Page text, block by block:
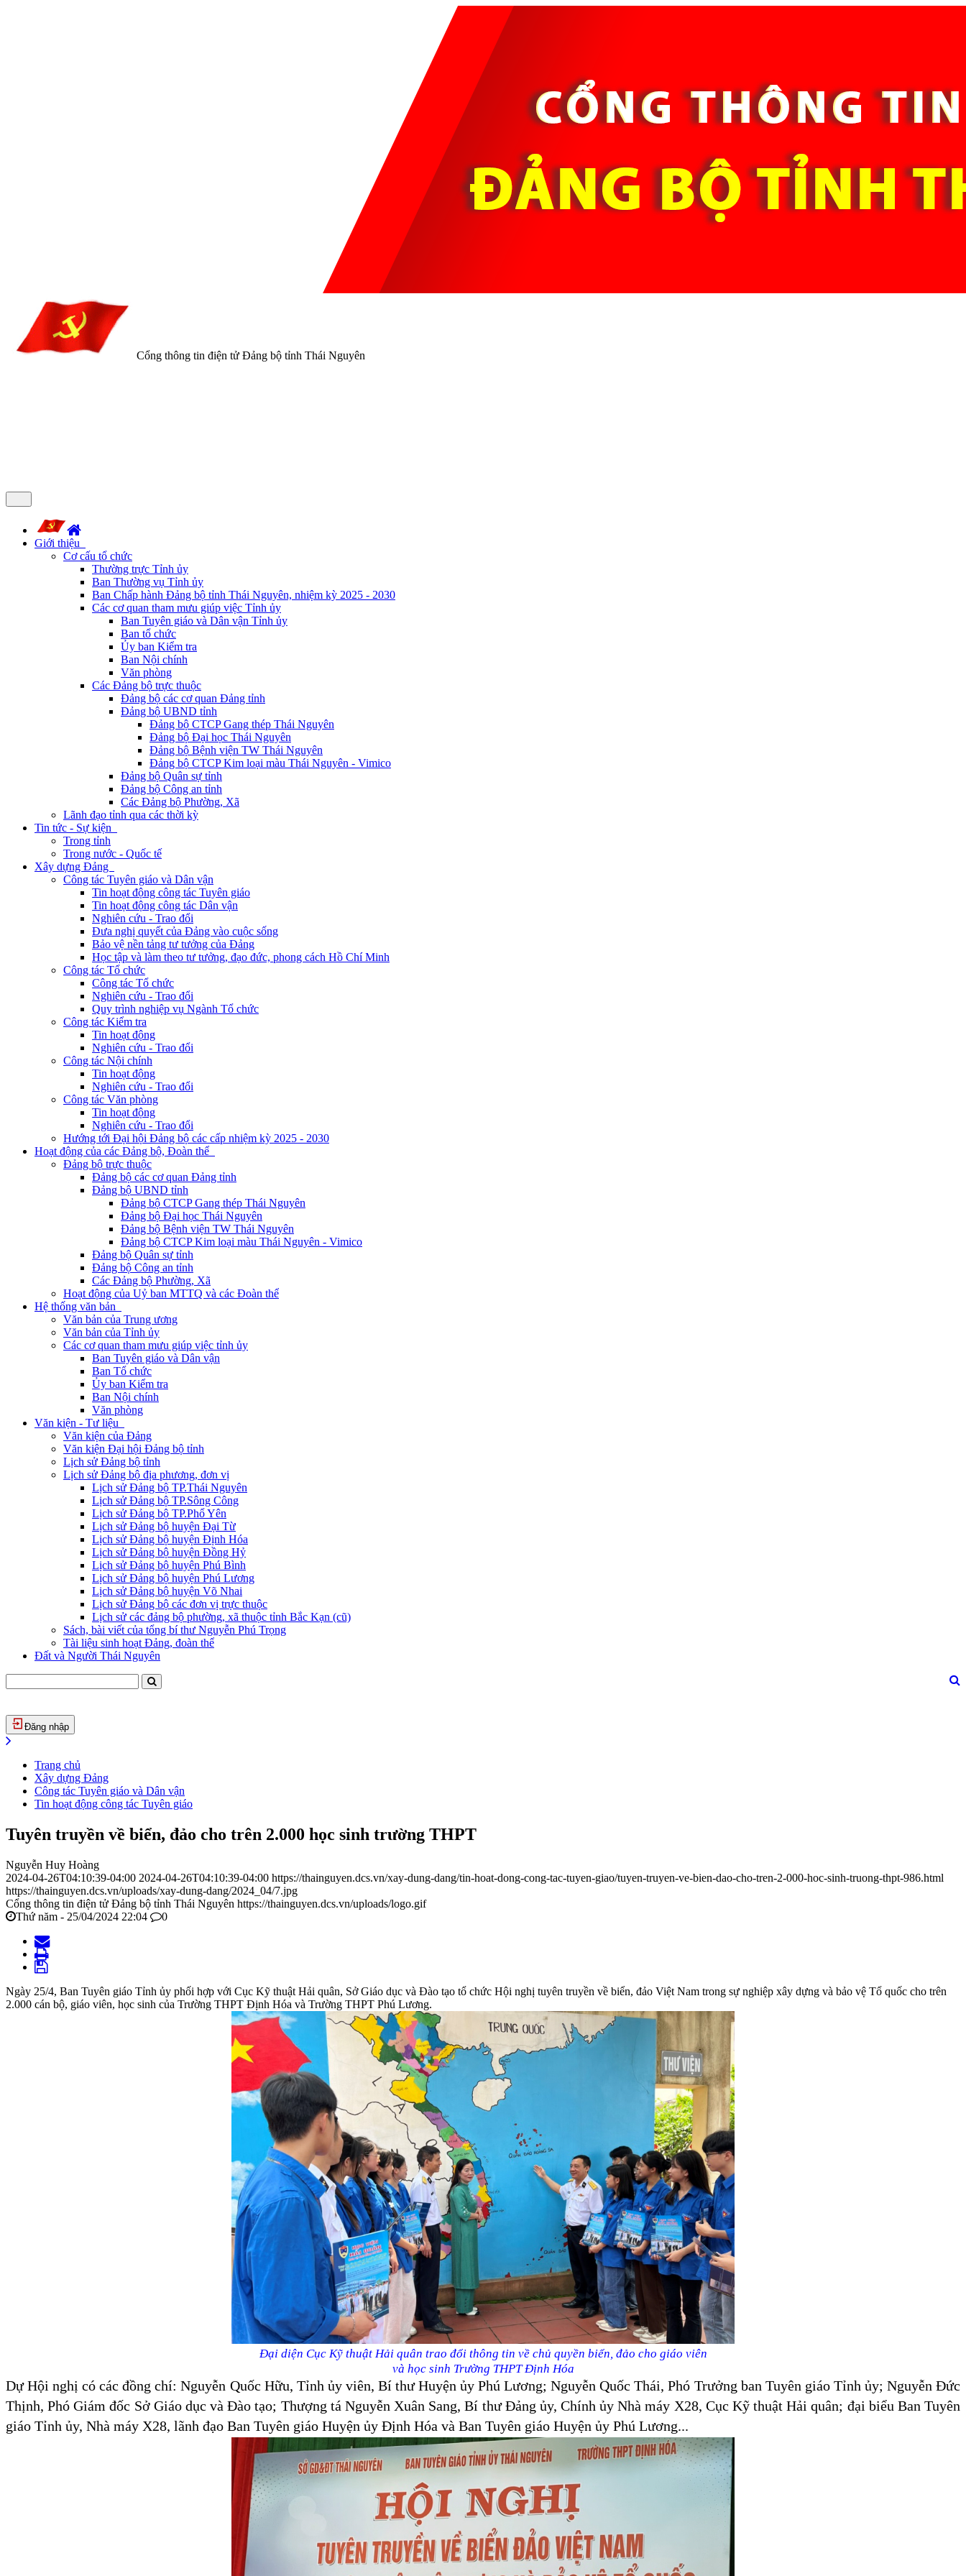
Cổng thông tin điện tử Đảng bộ tỉnh Thái Nguyên
Giới thiệu
Cơ cấu tổ chức
Thường trực Tỉnh ủy
Ban Thường vụ Tỉnh ủy
Ban Chấp hành Đảng bộ tỉnh Thái Nguyên, nhiệm kỳ 2025 - 2030
Các cơ quan tham mưu giúp việc Tỉnh ủy
Ban Tuyên giáo và Dân vận Tỉnh ủy
Ban tổ chức
Ủy ban Kiểm tra
Ban Nội chính
Văn phòng
Các Đảng bộ trực thuộc
Đảng bộ các cơ quan Đảng tỉnh
Đảng bộ UBND tỉnh
Đảng bộ CTCP Gang thép Thái Nguyên
Đảng bộ Đại học Thái Nguyên
Đảng bộ Bệnh viện TW Thái Nguyên
Đảng bộ CTCP Kim loại màu Thái Nguyên - Vimico
Đảng bộ Quân sự tỉnh
Đảng bộ Công an tỉnh
Các Đảng bộ Phường, Xã
Lãnh đạo tỉnh qua các thời kỳ
Tin tức - Sự kiện
Trong tỉnh
Trong nước - Quốc tế
Xây dựng Đảng
Công tác Tuyên giáo và Dân vận
Tin hoạt động công tác Tuyên giáo
Tin hoạt động công tác Dân vận
Nghiên cứu - Trao đổi
Đưa nghị quyết của Đảng vào cuộc sống
Bảo vệ nền tảng tư tưởng của Đảng
Học tập và làm theo tư tưởng, đạo đức, phong cách Hồ Chí Minh
Công tác Tổ chức
Công tác Tổ chức
Nghiên cứu - Trao đổi
Quy trình nghiệp vụ Ngành Tổ chức
Công tác Kiểm tra
Tin hoạt động
Nghiên cứu - Trao đổi
Công tác Nội chính
Tin hoạt động
Nghiên cứu - Trao đổi
Công tác Văn phòng
Tin hoạt động
Nghiên cứu - Trao đổi
Hướng tới Đại hội Đảng bộ các cấp nhiệm kỳ 2025 - 2030
Hoạt động của các Đảng bộ, Đoàn thể
Đảng bộ trực thuộc
Đảng bộ các cơ quan Đảng tỉnh
Đảng bộ UBND tỉnh
Đảng bộ CTCP Gang thép Thái Nguyên
Đảng bộ Đại học Thái Nguyên
Đảng bộ Bệnh viện TW Thái Nguyên
Đảng bộ CTCP Kim loại màu Thái Nguyên - Vimico
Đảng bộ Quân sự tỉnh
Đảng bộ Công an tỉnh
Các Đảng bộ Phường, Xã
Hoạt động của Uỷ ban MTTQ và các Đoàn thể
Hệ thống văn bản
Văn bản của Trung ương
Văn bản của Tỉnh ủy
Các cơ quan tham mưu giúp việc tỉnh ủy
Ban Tuyên giáo và Dân vận
Ban Tổ chức
Ủy ban Kiểm tra
Ban Nội chính
Văn phòng
Văn kiện - Tư liệu
Văn kiện của Đảng
Văn kiện Đại hội Đảng bộ tỉnh
Lịch sử Đảng bộ tỉnh
Lịch sử Đảng bộ địa phương, đơn vị
Lịch sử Đảng bộ TP.Thái Nguyên
Lịch sử Đảng bộ TP.Sông Công
Lịch sử Đảng bộ TP.Phổ Yên
Lịch sử Đảng bộ huyện Đại Từ
Lịch sử Đảng bộ huyện Định Hóa
Lịch sử Đảng bộ huyện Đồng Hỷ
Lịch sử Đảng bộ huyện Phú Bình
Lịch sử Đảng bộ huyện Phú Lương
Lịch sử Đảng bộ huyện Võ Nhai
Lịch sử Đảng bộ các đơn vị trực thuộc
Lịch sử các đảng bộ phường, xã thuộc tỉnh Bắc Kạn (cũ)
Sách, bài viết của tổng bí thư Nguyễn Phú Trọng
Tài liệu sinh hoạt Đảng, đoàn thể
Đất và Người Thái Nguyên
Đăng nhập
Trang chủ
Xây dựng Đảng
Công tác Tuyên giáo và Dân vận
Tin hoạt động công tác Tuyên giáo
Tuyên truyền về biển, đảo cho trên 2.000 học sinh trường THPT
Nguyễn Huy Hoàng
2024-04-26T04:10:39-04:00 2024-04-26T04:10:39-04:00 https://thainguyen.dcs.vn/xay-dung-dang/tin-hoat-dong-cong-tac-tuyen-giao/tuyen-truyen-ve-bien-dao-cho-tren-2-000-hoc-sinh-truong-thpt-986.html
https://thainguyen.dcs.vn/uploads/xay-dung-dang/2024_04/7.jpg
Cổng thông tin điện tử Đảng bộ tỉnh Thái Nguyên https://thainguyen.dcs.vn/uploads/logo.gif
Thứ năm - 25/04/2024 22:04
0
Ngày 25/4, Ban Tuyên giáo Tỉnh ủy phối hợp với Cục Kỹ thuật Hải quân, Sở Giáo dục và Đào tạo tổ chức Hội nghị tuyên truyền về biển, đảo Việt Nam trong sự nghiệp xây dựng và bảo vệ Tổ quốc cho trên
2.000 cán bộ, giáo viên, học sinh của Trường THPT Định Hóa và Trường THPT Phú Lương.
Đại diện Cục Kỹ thuật Hải quân trao đổi thông tin về chủ quyền biển, đảo cho giáo viên
và học sinh Trường THPT Định Hóa
Dự Hội nghị có các đồng chí: Nguyễn Quốc Hữu, Tỉnh ủy viên, Bí thư Huyện ủy Phú Lương; Nguyễn Quốc Thái, Phó Trưởng ban Tuyên giáo Tỉnh ủy; Nguyễn Đức
Thịnh, Phó Giám đốc Sở Giáo dục và Đào tạo; Thượng tá Nguyễn Xuân Sang, Bí thư Đảng ủy, Chính ủy Nhà máy X28, Cục Kỹ thuật Hải quân; đại biểu Ban Tuyên
giáo Tỉnh ủy, Nhà máy X28, lãnh đạo Ban Tuyên giáo Huyện ủy Định Hóa và Ban Tuyên giáo Huyện ủy Phú Lương...